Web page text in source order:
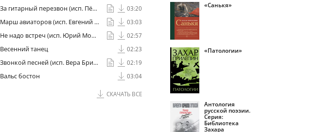
За гитарный перезвон (исп. Пётр Лещенко) 03:20
Марш авиаторов (исп. Евгений Кибкало) 03:03
Не надо встреч (исп. Юрий Морфесси) 02:57
Весенний танец 02:23
Звонкой песней (исп. Вера Бриннер) 02:19
Вальс бостон 03:04
СКАЧАТЬ ВСЕ
«Санькя»
«Патологии»
Антология
русской поэзии.
Серия:
Библиотека
Захара